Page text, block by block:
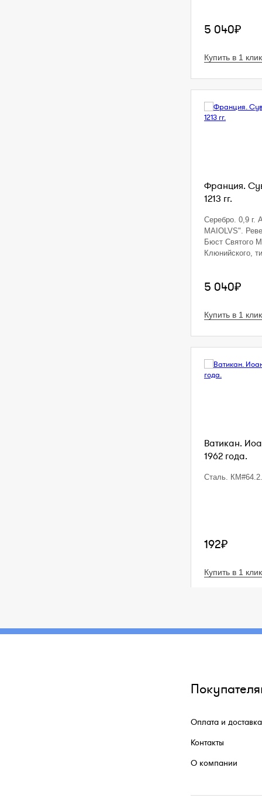
5 040₽
Купить в 1 клик
Франция.
1213 гг.
Серебро. 0,9 г.
MAIOLVS".
Бюст Святого
Клюнийского,
5 040₽
Купить в 1 клик
Ватикан.
1962 года.
Сталь. КМ#64.2.
192₽
Купить в 1 клик
Оплата и доставка
Контакты
О компании